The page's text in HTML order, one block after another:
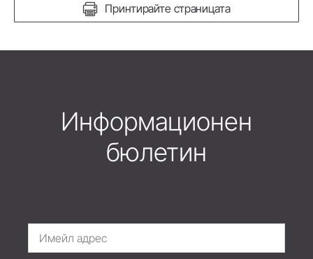
Принтирайте страницата
Информационен
бюлетин